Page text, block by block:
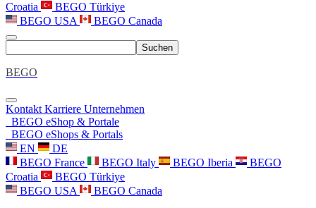
Croatia
BEGO Türkiye
BEGO USA
BEGO Canada
Suchen
BEGO
Kontakt Karriere Unternehmen
BEGO eShop & Portale
BEGO eShops & Portals
EN
DE
BEGO France
BEGO Italy BEGO Iberia
BEGO
Croatia
BEGO Türkiye
BEGO USA
BEGO Canada